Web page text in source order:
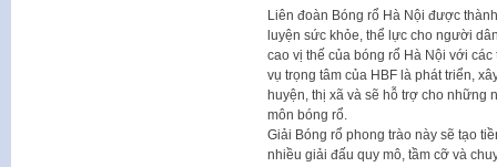
Liên đoàn Bóng rổ Hà Nội được
luyện sức khỏe, thể lực cho người
cao vị thế của bóng rổ Hà Nội với
vụ trọng tâm của HBF là phát triển,
huyện, thị xã và sẽ hỗ trợ cho những
môn bóng rổ.
Giải Bóng rổ phong trào này sẽ tạo
nhiều giải đấu quy mô, tầm cỡ và